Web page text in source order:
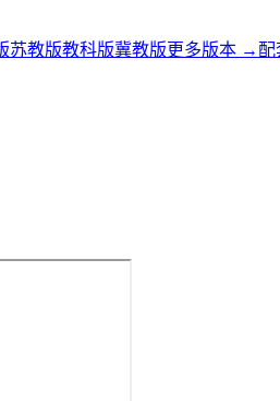
苏教版教科版冀教版更多版本 → 配